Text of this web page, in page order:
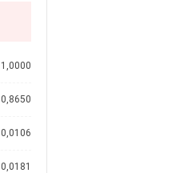
1,0000
0,8650
0,0106
0,0181